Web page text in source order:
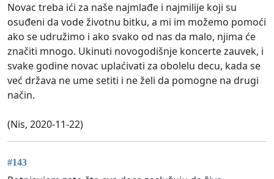
Novac treba ići za naše najmlađe i najmilije koji su
osuđeni da vode životnu bitku, a mi im možemo pomoći
ako se udružimo i ako svako od nas da malo, njima će
značiti mnogo. Ukinuti novogodišnje koncerte zauvek, i
svake godine novac uplaćivati za obolelu decu, kada se
već država ne ume setiti i ne želi da pomogne na drugi
način.
(Nis, 2020-11-22)
#143